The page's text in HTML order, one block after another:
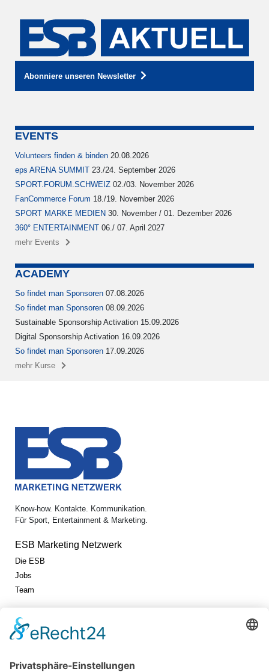
Abonniere unseren Newsletter
EVENTS
Volunteers finden & binden 20.08.2026
eps ARENA SUMMIT 23./24. September 2026
SPORT.FORUM.SCHWEIZ 02./03. November 2026
FanCommerce Forum 18./19. November 2026
SPORT MARKE MEDIEN 30. November / 01. Dezember 2026
360° ENTERTAINMENT 06./ 07. April 2027
mehr Events
ACADEMY
So findet man Sponsoren 07.08.2026
So findet man Sponsoren 08.09.2026
Sustainable Sponsorship Activation 15.09.2026
Digital Sponsorship Activation 16.09.2026
So findet man Sponsoren 17.09.2026
mehr Kurse
Know-how. Kontakte. Kommunikation.
Für Sport, Entertainment & Marketing.
ESB Marketing Netzwerk
Die ESB
Jobs
Team
Jetzt vernetzen!
Die ESB auf LinkedIn